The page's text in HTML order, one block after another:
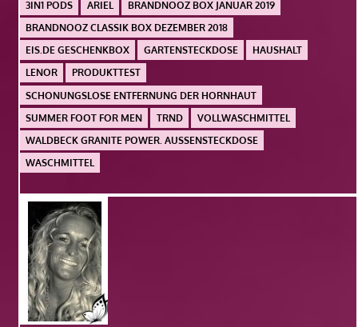
3IN1 PODS ARIEL
BRANDNOOZ BOX JANUAR 2019
BRANDNOOZ CLASSIK BOX DEZEMBER 2018
EIS.DE GESCHENKBOX
GARTENSTECKDOSE
HAUSHALT
LENOR
PRODUKTTEST
SCHONUNGSLOSE ENTFERNUNG DER HORNHAUT
SUMMER FOOT FOR MEN
TRND
VOLLWASCHMITTEL
WALDBECK GRANITE POWER. AUSSENSTECKDOSE
WASCHMITTEL